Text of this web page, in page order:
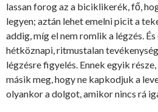
lassan forog az a biciklikerék, fő,
legyen; aztán lehet emelni picit a
addig, míg el nem romlik a légzés.
hétköznapi, ritmustalan
légzésre figyelés. Ennek egyik
másik meg, hogy ne kapkodjuk a
olyankor a dolgot, amikor nincs rá